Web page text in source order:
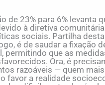
de 23% para 6% levanta
à diretiva
sociais. Partilha
é de saudar a fixação
permitindo que as
Ora, é
razoáveis — quem
favor a realidade